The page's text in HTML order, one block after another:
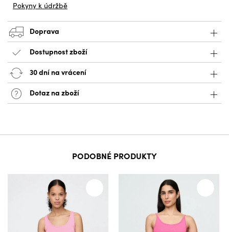
Pokyny k údržbě
Doprava
Dostupnost zboží
30 dní na vrácení
Dotaz na zboží
PODOBNÉ PRODUKTY